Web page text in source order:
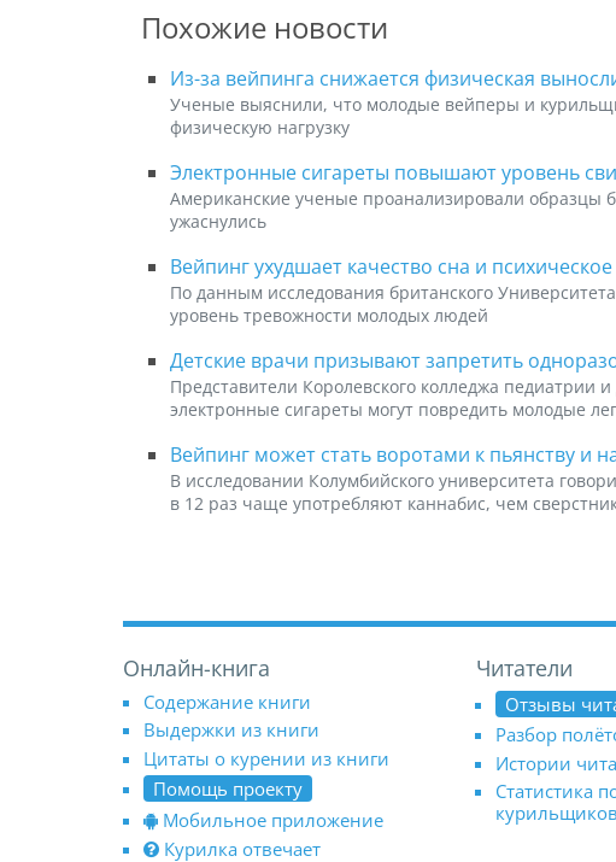
Похожие новости
Из-за вейпинга снижается физическая
Ученые выяснили, что молодые вейперы и
физическую нагрузку
Электронные сигареты повышают уровень
Американские ученые проанализировали образцы
ужаснулись
Вейпинг ухудшает качество сна и
По данным исследования британского
уровень тревожности молодых людей
Детские врачи призывают запретить
Представители Королевского колледжа педиатрии
электронные сигареты могут повредить молодые
Вейпинг может стать воротами к пьянству и
В исследовании Колумбийского университета
в 12 раз чаще употребляют каннабис, чем
Онлайн-книга
Содержание книги
Выдержки из книги
Цитаты о курении из книги
Помощь проекту
Мобильное приложение
Курилка отвечает
Читатели
Отзывы
Разбор
Истории
Статистика
курильщиков